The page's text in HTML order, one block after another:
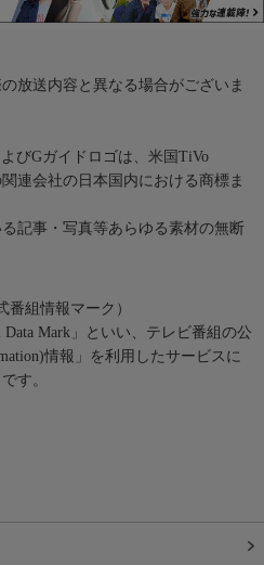
放送内容と異なる場合がございま
びGガイドロゴは、米国TiVo
連会社の日本国内における商標ま
記事・写真等あらゆる素材の無断
番組情報マーク）
Mark」といい、テレビ番組の公
情報」を利用したサービスに
す。